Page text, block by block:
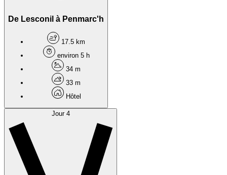
De Lesconil à Penmarc'h
17.5 km
environ 5 h
34 m
33 m
Hôtel
Jour 4